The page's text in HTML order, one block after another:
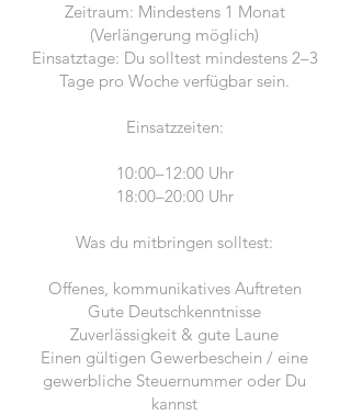
Zeitraum: Mindestens 1 Monat
(Verlängerung möglich)
Einsatztage: Du solltest mindestens 2–3
Tage pro Woche verfügbar sein.
​Einsatzzeiten:
10:00–12:00 Uhr
18:00–20:00 Uhr
Was du mitbringen solltest:
Offenes, kommunikatives Auftreten
Gute Deutschkenntnisse
Zuverlässigkeit & gute Laune
Einen gültigen Gewerbeschein / eine
gewerbliche Steuernummer oder Du
kannst